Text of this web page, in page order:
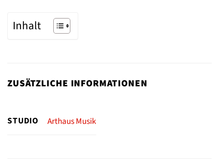
Inhalt
ZUSÄTZLICHE INFORMATIONEN
STUDIO Arthaus Musik